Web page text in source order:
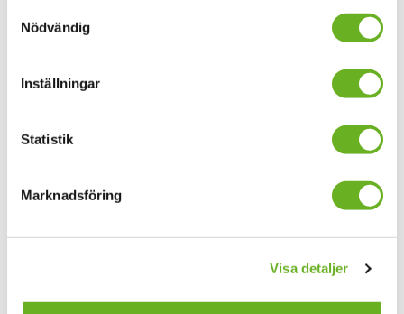
Nödvändig
Inställningar
Statistik
Marknadsföring
Visa detaljer
Plats: Loftet, Teknikringen 35, SKH
Tillgänglighet